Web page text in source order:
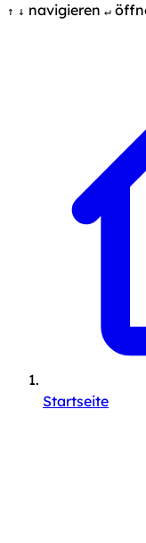
↑ ↓ navigieren ↵
Startseite